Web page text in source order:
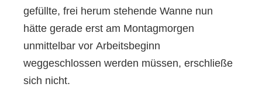
gefüllte, frei herum stehende Wanne nun
hätte gerade erst am Montagmorgen
unmittelbar vor Arbeitsbeginn
weggeschlossen werden müssen, erschließe
sich nicht.